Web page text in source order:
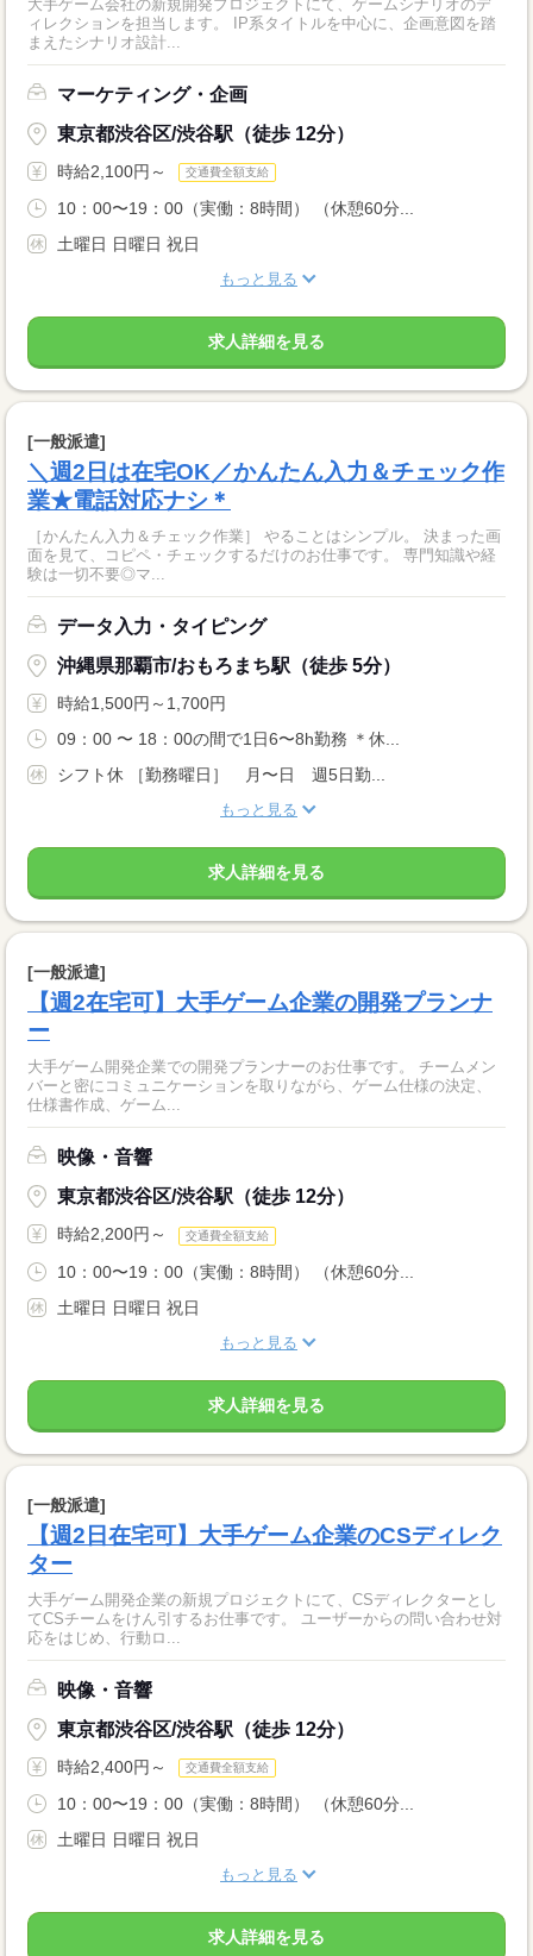
大手ゲーム会社の新規開発プロジェクトにて、ゲームシナリオのデ
ィレクションを担当します。 IP系タイトルを中心に、企画意図を踏
まえたシナリオ設計...
マーケティング・企画
東京都渋谷区/渋谷駅（徒歩 12分）
時給2,100円～ 交通費全額支給
10：00〜19：00（実働：8時間） （休憩60分...
土曜日 日曜日 祝日
もっと見る
求人詳細を見る
[一般派遣]
＼週2日は在宅OK／かんたん入力＆チェック作
業★電話対応ナシ＊
［かんたん入力＆チェック作業］ やることはシンプル。 決まった画
面を見て、コピペ・チェックするだけのお仕事です。 専門知識や経
験は一切不要◎マ...
データ入力・タイピング
沖縄県那覇市/おもろまち駅（徒歩 5分）
時給1,500円～1,700円
09：00 〜 18：00の間で1日6〜8h勤務 ＊休...
シフト休 ［勤務曜日］ 月〜日 週5日勤...
もっと見る
求人詳細を見る
[一般派遣]
【週2在宅可】大手ゲーム企業の開発プランナ
ー
大手ゲーム開発企業での開発プランナーのお仕事です。 チームメン
バーと密にコミュニケーションを取りながら、ゲーム仕様の決定、
仕様書作成、ゲーム...
映像・音響
東京都渋谷区/渋谷駅（徒歩 12分）
時給2,200円～ 交通費全額支給
10：00〜19：00（実働：8時間） （休憩60分...
土曜日 日曜日 祝日
もっと見る
求人詳細を見る
[一般派遣]
【週2日在宅可】大手ゲーム企業のCSディレク
ター
大手ゲーム開発企業の新規プロジェクトにて、CSディレクターとし
てCSチームをけん引するお仕事です。 ユーザーからの問い合わせ対
応をはじめ、行動ロ...
映像・音響
東京都渋谷区/渋谷駅（徒歩 12分）
時給2,400円～ 交通費全額支給
10：00〜19：00（実働：8時間） （休憩60分...
土曜日 日曜日 祝日
もっと見る
求人詳細を見る